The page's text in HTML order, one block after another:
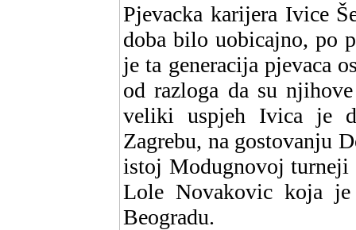
Pjevacka karijera Ivice
doba bilo uobicajno, po
je ta generacija pjevaca
od razloga da su
veliki uspjeh Ivica je
Zagrebu, na gostovanju
istoj Modugnovoj turneji
Lole Novakovic koja
Beogradu.